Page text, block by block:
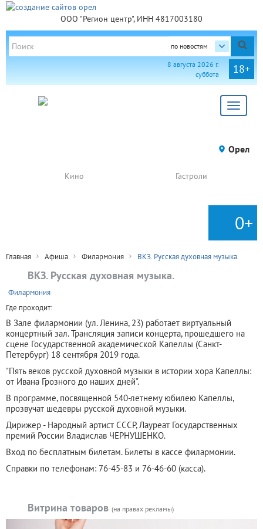
ООО "Регион центр", ИНН 4817003180
по новостям
18+
8 августа 2026 г.
суббота
Toggle
Орел
Кино Гастроли
0+
Главная Афиша Филармония ВКЗ. Русская духовная музыка.
ВКЗ. Русская духовная музыка.
Филармония
Где проходит:
В Зале филармонии (ул. Ленина, 23) работает виртуальный
концертный зал. Трансляция записи концерта, прошедшего на
сцене Государственной академической Капеллы (Санкт-
Петербург) 18 сентября 2019 года.
"Пять веков русской духовной музыки в истории хора Капеллы:
от Ивана Грозного до наших дней".
В программе, посвященной 540-летнему юбилею Капеллы,
прозвучат шедевры русской духовной музыки.
Дирижер - Народный артист СССР, Лауреат Государственных
премий России Владислав ЧЕРНУШЕНКО.
Вход по бесплатным билетам. Билеты в кассе филармонии.
Справки по телефонам: 76-45-83 и 76-46-60 (касса).
Витрина товаров (на правах рекламы)